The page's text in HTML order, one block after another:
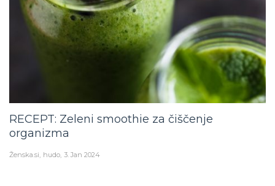
RECEPT: Zeleni smoothie za čiščenje
organizma
Ženska.si hudo 3. Jan 2024